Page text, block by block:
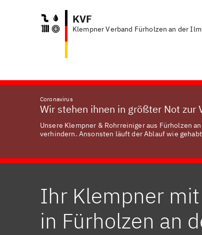
KVF
Klempner Verband Fürholzen an der Ilm
Coronavirus
Wir stehen ihnen in größter Not zur
Unsere Klempner & Rohrreiniger aus Fürholzen
verhindern. Ansonsten läuft der Ablauf wie
Ihr Klempner
in Fürholzen an